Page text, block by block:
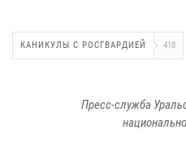
КАНИКУЛЫ С РОСГВАРДИЕЙ 418
Пресс-служба